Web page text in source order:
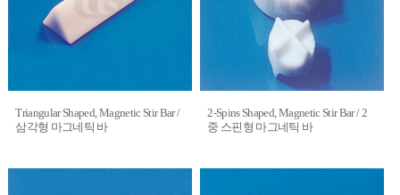
Triangular Shaped, Magnetic Stir Bar /
삼각형 마그네틱 바
2-Spins Shaped, Magnetic Stir Bar / 2
중 스핀형 마그네틱 바